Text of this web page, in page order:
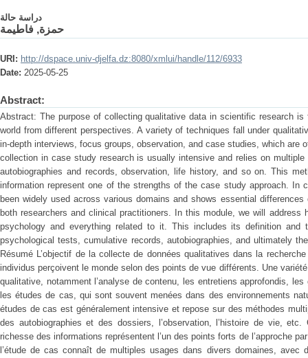
دراسة حالة
حمزة, فاطيمة
URI: http://dspace.univ-djelfa.dz:8080/xmlui/handle/112/6933
Date: 2025-05-25
Abstract:
Abstract: The purpose of collecting qualitative data in scientific research
world from different perspectives. A variety of techniques fall under
in-depth interviews, focus groups, observation, and case studies, which are
collection in case study research is usually intensive and relies on
autobiographies and records, observation, life history, and so on. This
information represent one of the strengths of the case study approach. In
been widely used across various domains and shows essential
both researchers and clinical practitioners. In this module, we will
psychology and everything related to it. This includes its definition and
psychological tests, cumulative records, autobiographies, and ultimately
Résumé L’objectif de la collecte de données qualitatives dans la
individus perçoivent le monde selon des points de vue différents. Une
qualitative, notamment l’analyse de contenu, les entretiens approfondis,
les études de cas, qui sont souvent menées dans des environnements
études de cas est généralement intensive et repose sur des méthodes
des autobiographies et des dossiers, l’observation, l’histoire de vie,
richesse des informations représentent l’un des points forts de l’approche
l’étude de cas connaît de multiples usages dans divers domaines, avec